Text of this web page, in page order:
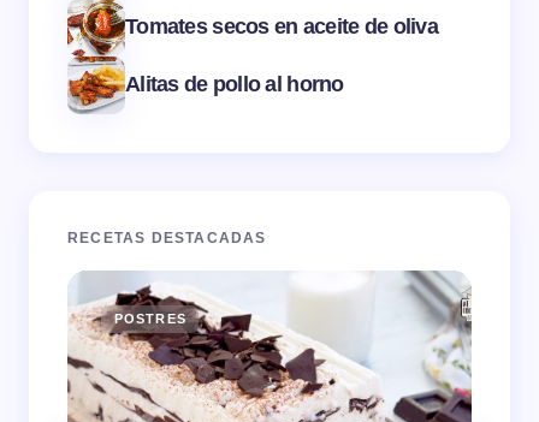
Tomates secos en aceite de oliva
Alitas de pollo al horno
RECETAS DESTACADAS
POSTRES